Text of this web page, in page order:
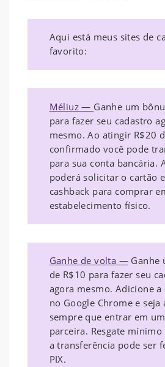
Aqui está meus sites de
favorito:
Méliuz — Ganhe um
para fazer seu cadastro
mesmo. Ao atingir R$20
confirmado você pode
para sua conta bancária.
poderá solicitar o cartão
cashback para comprar
estabelecimento físico.
Ganhe de volta — Ganhe
de R$10 para fazer seu
agora mesmo. Adicione a
no Google Chrome e seja
sempre que entrar em
parceira. Resgate mínimo
a transferência pode ser
PIX.